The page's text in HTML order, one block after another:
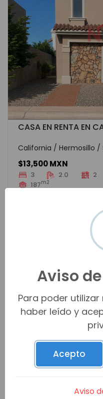
CASA EN RENTA EN
California / Hermosillo /
$13,500 MXN
3 2.0 2
187m2
Aviso
Para poder
haber leído y
Acepto
Aviso